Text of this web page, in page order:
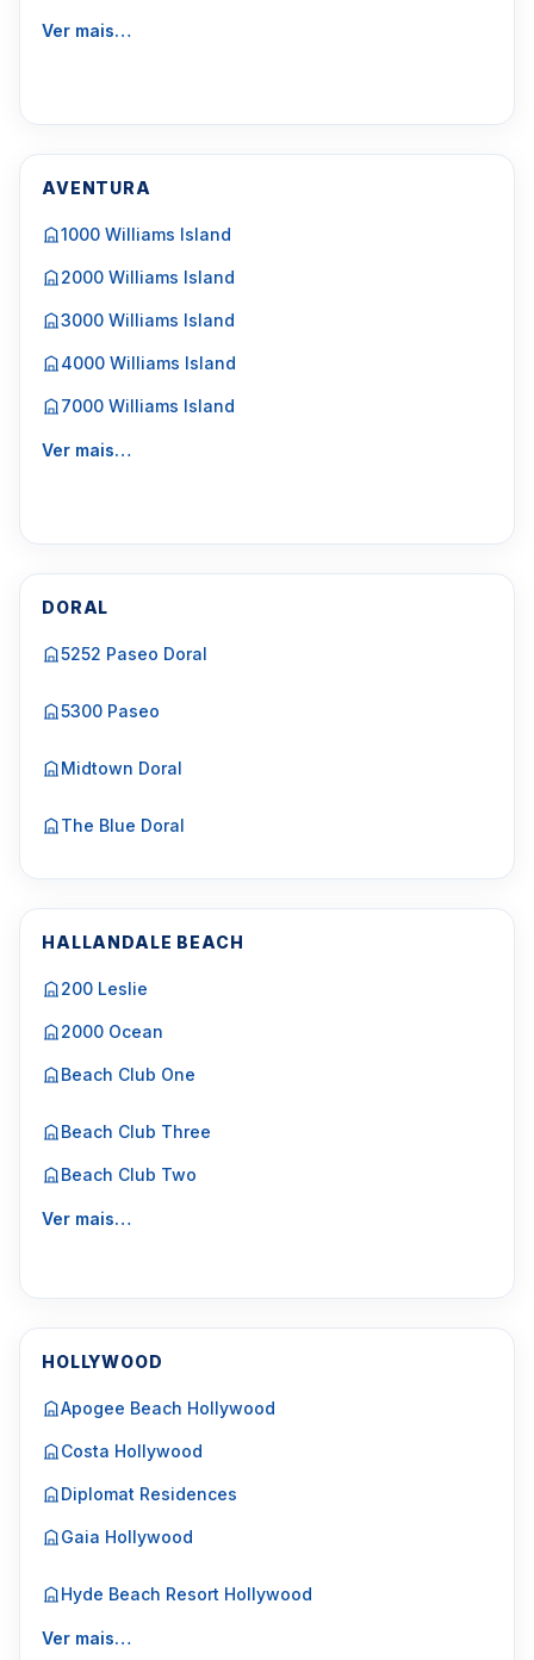
Ver mais…
AVENTURA
1000 Williams Island
2000 Williams Island
3000 Williams Island
4000 Williams Island
7000 Williams Island
Ver mais…
DORAL
5252 Paseo Doral
5300 Paseo
Midtown Doral
The Blue Doral
HALLANDALE BEACH
200 Leslie
2000 Ocean
Beach Club One
Beach Club Three
Beach Club Two
Ver mais…
HOLLYWOOD
Apogee Beach Hollywood
Costa Hollywood
Diplomat Residences
Gaia Hollywood
Hyde Beach Resort Hollywood
Ver mais…